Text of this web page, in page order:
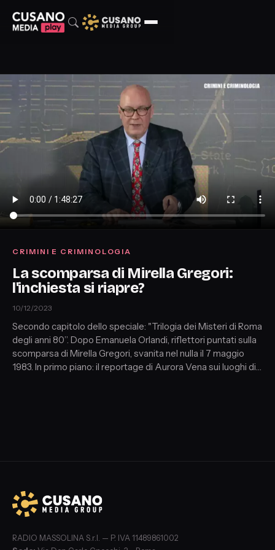
CRIMINI E CRIMINOLOGIA
La scomparsa di Mirella Gregori:
l'inchiesta si riapre?
10/12/2023
Secondo capitolo dello speciale: "Trilogia dei Misteri di Roma
degli anni 80”. Dopo Emanuela Orlandi, riflettori puntati sulla
scomparsa di Mirella Gregori, svanita nel nulla il 7 maggio
1983. In primo piano: il reportage di Aurora Vena sui luoghi di
RADIO MASSOLINA S.r.l. — P. IVA 11489861002